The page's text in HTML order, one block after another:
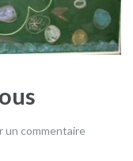
un commentaire